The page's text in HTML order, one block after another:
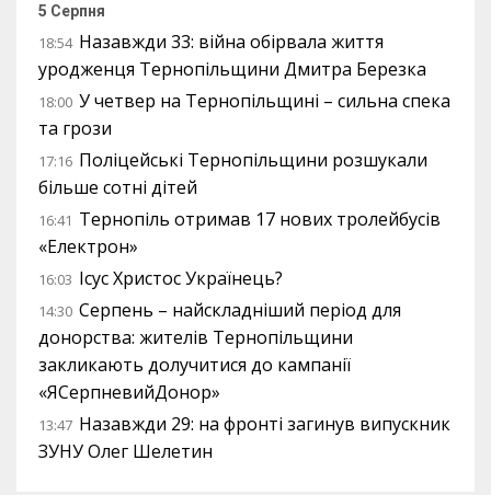
5 Серпня
18:54 Назавжди 33: війна обірвала життя
уродженця Тернопільщини Дмитра Березка
18:00 У четвер на Тернопільщині – сильна спека
та грози
17:16 Поліцейські Тернопільщини розшукали
більше сотні дітей
16:41 Тернопіль отримав 17 нових тролейбусів
«Електрон»
16:03 Ісус Христос Українець?
14:30 Серпень – найскладніший період для
донорства: жителів Тернопільщини
закликають долучитися до кампанії
«ЯСерпневийДонор»
13:47 Назавжди 29: на фронті загинув випускник
ЗУНУ Олег Шелетин